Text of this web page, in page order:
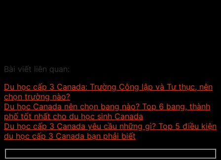
Bài viết liên quan:
Du học cấp 3 Canada: Trường Công lập và Tư thục, nên
chọn trường nào?
Du học Canada nên chọn bang nào? Top 6 bang, thành
phố tốt nhất cho du học sinh Canada
Du học cấp 3 Canada yêu cầu những gì? Top 5 điều kiện
du học cấp 3 Canada bạn phải biết